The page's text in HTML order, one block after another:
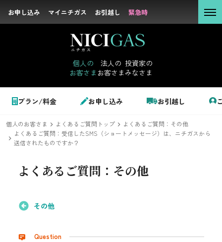
お申し込み マイニチガス お引越し 緊急時
個人の
お客さま
法人の
お客さま
投資家の
みなさま
プラン/料金 お申し込み お引越し
お申し込み マイニチガス お引越し 緊急時
個人のお客さま
LPガス＋でんき
でガ割のご案内
シミュレーション
お客さま
みなさま
個人のお客さま よくあるご質問トップ
よくあるご質問：その他
よくあるご質問：受信したSMS（ショートメッセージ）は、ニチガスから
送信されたものですか？
よくあるご質問： その他
その他
Question